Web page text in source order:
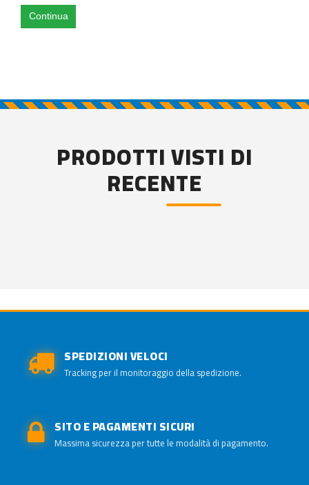
Continua
PRODOTTI VISTI DI
RECENTE
SPEDIZIONI VELOCI
Tracking per il monitoraggio della spedizione.
SITO E PAGAMENTI SICURI
Massima sicurezza per tutte le modalità di pagamento.